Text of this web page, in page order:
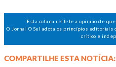
Esta coluna reflete a opinião de
O Jornal O Sul adota os princípios
crítico e
COMPARTILHE ESTA NOTÍCIA: